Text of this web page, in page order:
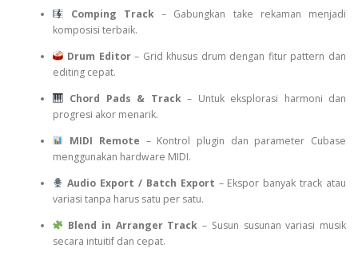
Comping Track – Gabungkan take rekaman menjadi
komposisi terbaik.
Drum Editor– Grid khusus drum dengan fitur pattern dan
editing cepat.
Chord Pads & Track– Untuk eksplorasi harmoni dan
progresi akor menarik.
MIDI Remote – Kontrol plugin dan parameter Cubase
menggunakan hardware MIDI.
Audio Export / Batch Export – Ekspor banyak track atau
variasi tanpa harus satu per satu.
Blend in Arranger Track – Susun susunan variasi musik
secara intuitif dan cepat.